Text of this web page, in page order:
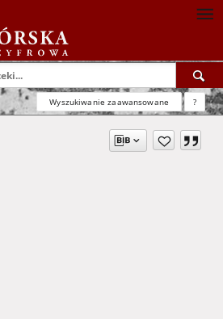
Wyszukiwanie zaawansowane ?